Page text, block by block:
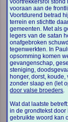
voortrekkersrol stond
vooraan aan de
Voortdurend betrad
terrein en stichtte
gemeenten. Met als
legers van de satan
onafgebroken
tegenwerkten. In
opsomming komen
gevangenschap,
steniging,
honger, dorst, koude,
zonder slaap en (let
door valse broeders.
Wat dat laatste
in de grondtekst door
gebruikte woord kan